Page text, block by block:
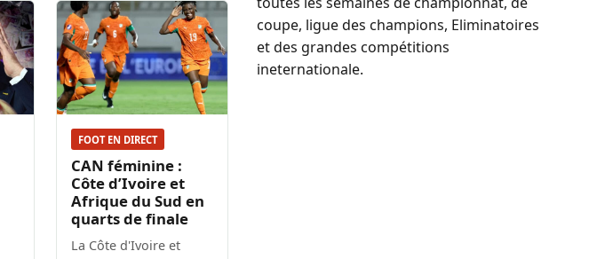
FOOT EN DIRECT
CAN féminine :
Côte d’Ivoire et
Afrique du Sud en
quarts de finale
La Côte d'Ivoire et
coupe, ligue des champions, Eliminatoires
et des grandes compétitions
ineternationale.